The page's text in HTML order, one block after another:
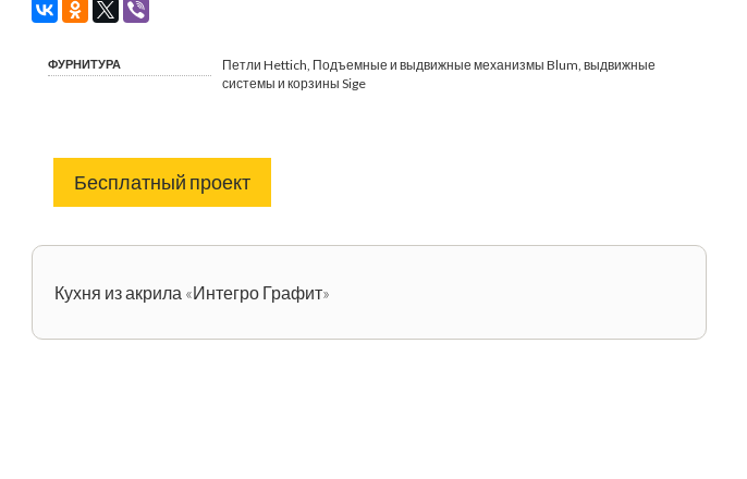
ФУРНИТУРА
Петли Hettich, Подъемные и выдвижные механизмы Blum, выдвижные
системы и корзины Sige
Бесплатный проект
Кухня из акрила «Интегро Графит»